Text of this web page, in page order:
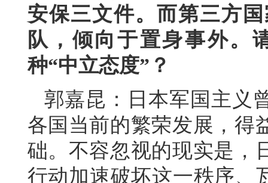
安保三文件。而第三方
队，倾向于置身事外。
种“中立态度”？
郭嘉昆：日本军国主义
各国当前的繁荣发展，得
础。不容忽视的现实是，
行动加速破坏这一秩序、